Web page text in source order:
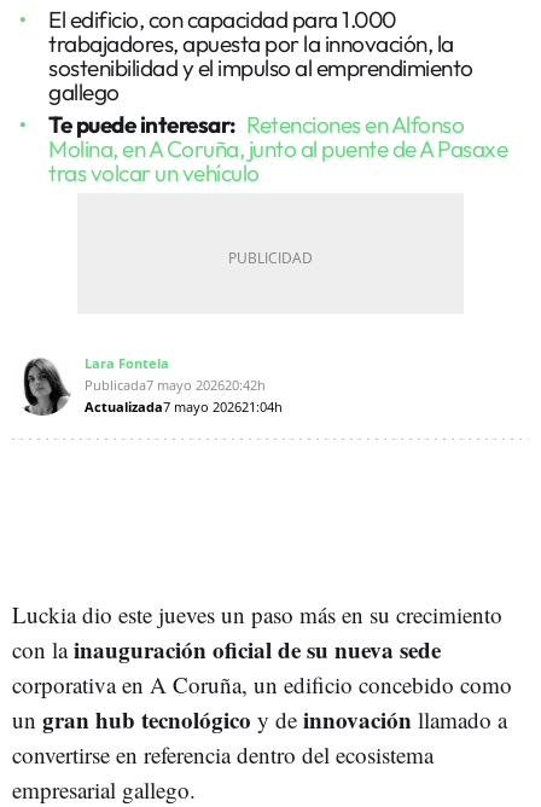
El edificio, con capacidad para 1.000
trabajadores, apuesta por la innovación, la
sostenibilidad y el impulso al emprendimiento
gallego
Te puede interesar: Retenciones en Alfonso
Molina, en A Coruña, junto al puente de A Pasaxe
tras volcar un vehículo
Lara Fontela
Publicada7 mayo 202620:42h
Actualizada7 mayo 202621:04h
Luckia dio este jueves un paso más en su crecimiento
con lainauguración oficial de su nueva sede
corporativa en A Coruña, un edificio concebido como
un gran hub tecnológico y de innovación llamado a
convertirse en referencia dentro del ecosistema
empresarial gallego.